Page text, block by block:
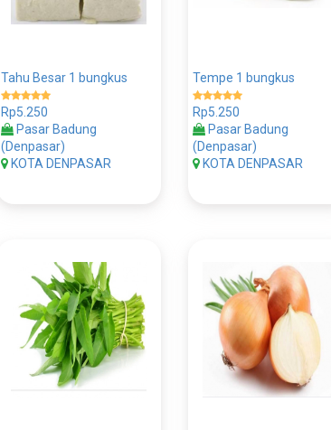
Tahu Besar 1 bungkus
Rp5.250
Pasar Badung
(Denpasar)
KOTA DENPASAR
Tempe 1 bungkus
Rp5.250
Pasar Badung
(Denpasar)
KOTA DENPASAR